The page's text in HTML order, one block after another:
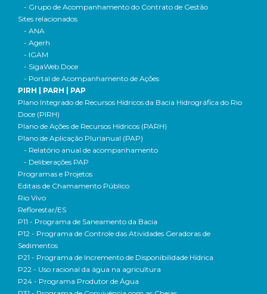
- Grupo de Acompanhamento do Contrato de Gestão
Sites relacionados
- ANA
- Agerh
- IGAM
- SigaWeb Doce
- Portal de Acompanhamento de Ações
PIRH | PARH | PAP
Plano Integrado de Recursos Hídricos da Bacia Hidrográfica do Rio
Doce (PIRH)
Plano de Ações de Recursos Hídricos (PARH)
Plano de Aplicação Plurianual (PAP)
- Relatório anual de acompanhamento
- Deliberações PAP
Programas e Projetos
Editais de Chamamento Público
Rio Vivo
Reflorestar/ES
P11 - Programa de Saneamento da Bacia
P12 - Programa de Controle das Atividades Geradoras de
Sedimentos
P21 - Programa de Incremento de Disponibilidade Hídrica
P22 - Uso racional da água na agricultura
P24 - Programa Produtor de Água